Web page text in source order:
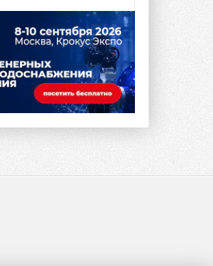
холодильной
и теплообменного
компания «ВЕЗА» ...
объявил о старте продаж
клапана
производится на заводе
собственного
от компании
Almaty 2026:
платформа для